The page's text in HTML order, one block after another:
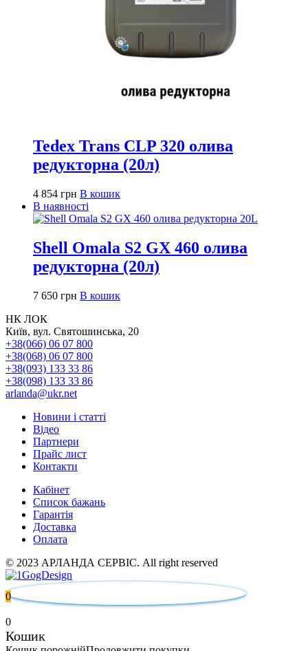
Tedex Trans CLP 320 олива
редукторна (20л)
4 854 грн В кошик
В наявності
Shell Omala S2 GX 460 олива
редукторна (20л)
7 650 грн В кошик
НК ЛОК
Київ, вул. Святошинська, 20
+38(066) 06 07 800
+38(068) 06 07 800
+38(093) 133 33 86
+38(098) 133 33 86
arlanda@ukr.net
Новини і статті
Відео
Партнери
Прайс лист
Контакти
Кабінет
Список бажань
Гарантія
Доставка
Оплата
© 2023 АРЛАНДА СЕРВІС. All right reserved
0
0
Кошик